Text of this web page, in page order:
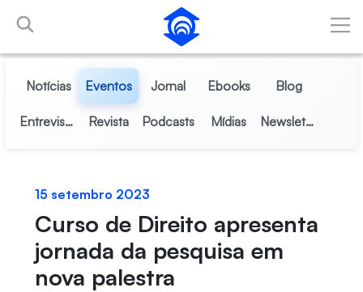
Pular para o Conteúdo principal
Notícias Eventos Jornal Ebooks Blog
Entrevistas Revista Podcasts Mídias Newsletter
15 setembro 2023
Curso de Direito apresenta
jornada da pesquisa em
nova palestra